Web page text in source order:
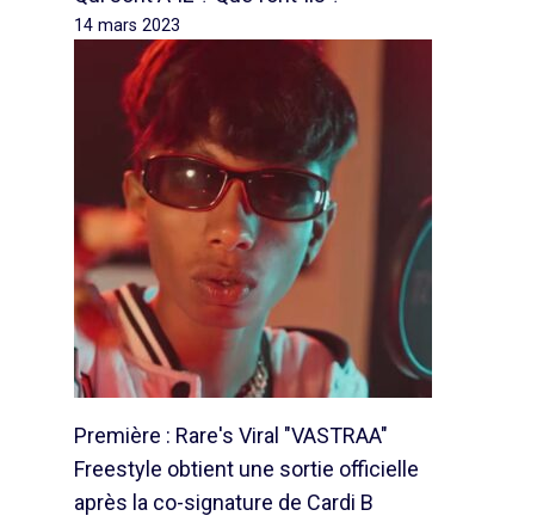
14 mars 2023
Première : Rare's Viral "VASTRAA"
Freestyle obtient une sortie officielle
après la co-signature de Cardi B